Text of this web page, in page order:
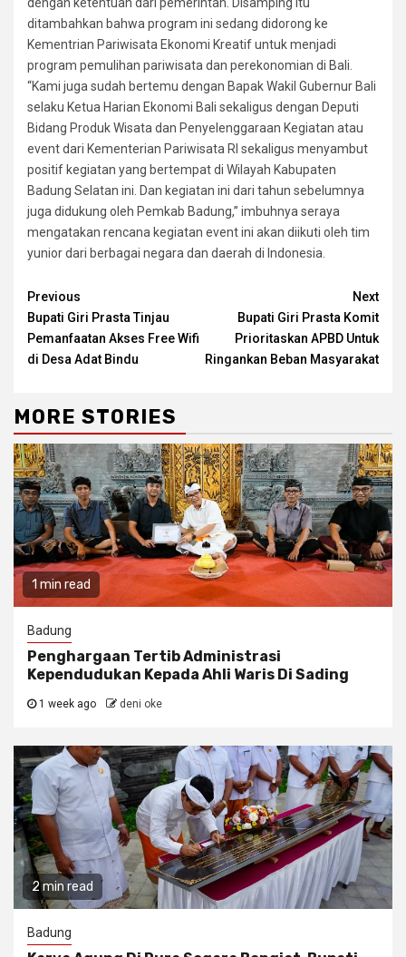
ditambahkan bahwa program ini sedang didorong ke
Kementrian Pariwisata Ekonomi Kreatif untuk menjadi
program pemulihan pariwisata dan perekonomian di Bali.
“Kami juga sudah bertemu dengan Bapak Wakil Gubernur Bali
selaku Ketua Harian Ekonomi Bali sekaligus dengan Deputi
Bidang Produk Wisata dan Penyelenggaraan Kegiatan atau
event dari Kementerian Pariwisata RI sekaligus menyambut
positif kegiatan yang bertempat di Wilayah Kabupaten
Badung Selatan ini. Dan kegiatan ini dari tahun sebelumnya
juga didukung oleh Pemkab Badung,” imbuhnya seraya
mengatakan rencana kegiatan event ini akan diikuti oleh tim
yunior dari berbagai negara dan daerah di Indonesia.
Continue
Reading
Previous
Bupati Giri Prasta Tinjau
Pemanfaatan Akses Free Wifi
di Desa Adat Bindu
Next
Bupati Giri Prasta Komit
Prioritaskan APBD Untuk
Ringankan Beban Masyarakat
MORE STORIES
1 min read
Badung
Penghargaan Tertib Administrasi
Kependudukan Kepada Ahli Waris Di Sading
1 week ago deni oke
2 min read
Badung